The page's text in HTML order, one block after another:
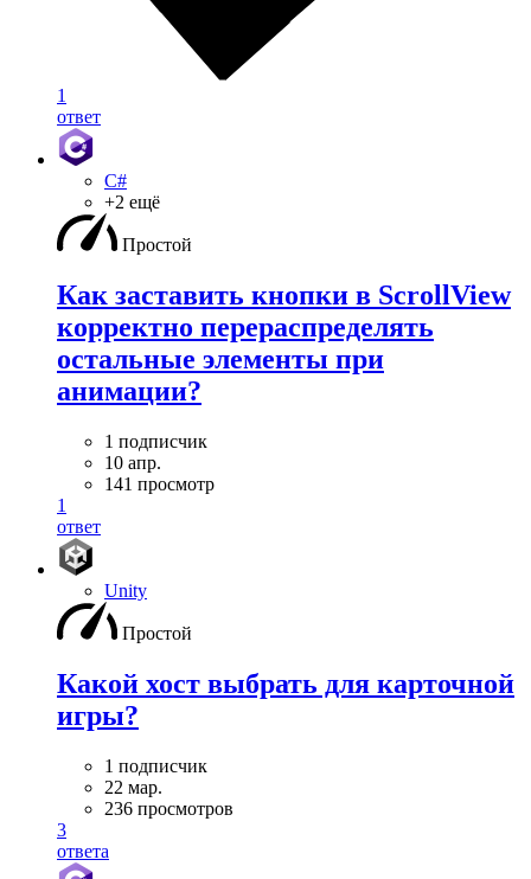
1
ответ
C#
+2 ещё
Простой
Как заставить кнопки в ScrollView
корректно перераспределять
остальные элементы при
анимации?
1 подписчик
10 апр.
141 просмотр
1
ответ
Unity
Простой
Какой хост выбрать для карточной
игры?
1 подписчик
22 мар.
236 просмотров
3
ответа